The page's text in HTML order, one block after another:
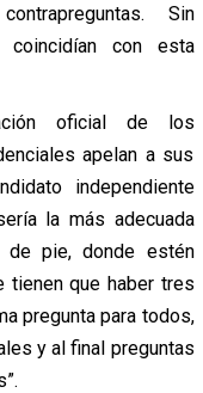
Sin
con esta
oficial de los
apelan a sus
independiente
la más adecuada
de pie, donde estén
tienen que haber tres
pregunta para todos,
y al final preguntas